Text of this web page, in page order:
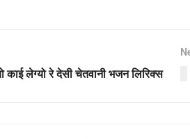
काई लेग्यो रे देसी चेतवानी भजन लिरिक्स